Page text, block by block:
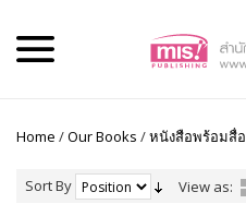
Home /Our Books /หนังสือพร้อมสื่
Sort By View as: